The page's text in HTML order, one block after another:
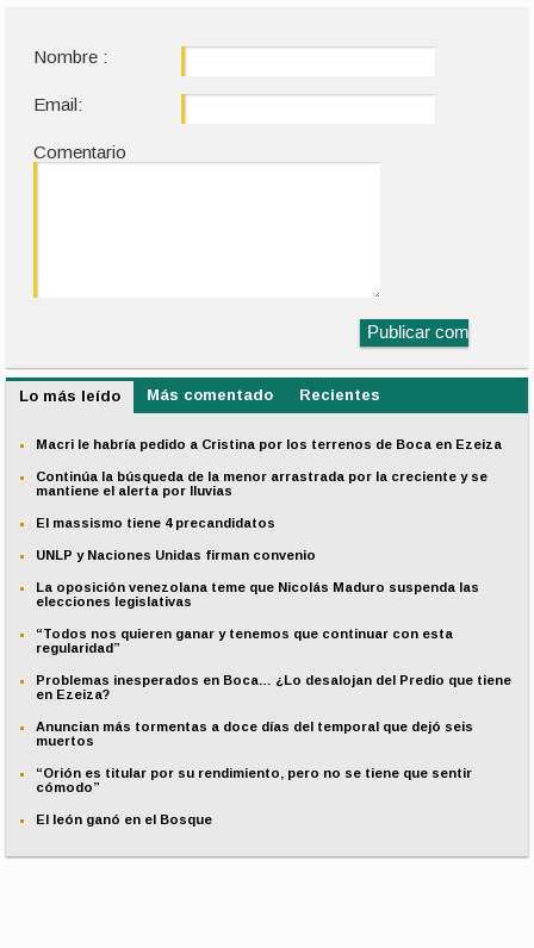
Nombre :
Email:
Comentario
Lo más leído Más comentado Recientes
Macri le habría pedido a Cristina por los terrenos de Boca en Ezeiza
Continúa la búsqueda de la menor arrastrada por la creciente y se
mantiene el alerta por lluvias
El massismo tiene 4 precandidatos
UNLP y Naciones Unidas firman convenio
La oposición venezolana teme que Nicolás Maduro suspenda las
elecciones legislativas
“Todos nos quieren ganar y tenemos que continuar con esta
regularidad”
Problemas inesperados en Boca… ¿Lo desalojan del Predio que tiene
en Ezeiza?
Anuncian más tormentas a doce días del temporal que dejó seis
muertos
“Orión es titular por su rendimiento, pero no se tiene que sentir
cómodo”
El león ganó en el Bosque